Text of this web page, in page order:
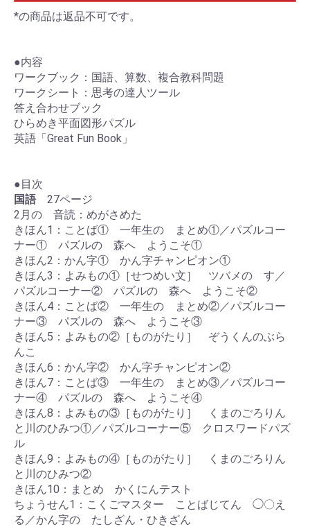
*の商品は返品不可です。
●内容
ワークブック：国語、算数、複合教科問題
ワークシート：思考の達人ツール
答え合わせブック
ひらめき平面図形パズル
英語「Great Fun Book」
●目次
国語27ページ
2月の 音読：めがさめた
きほん1：ことば① 一年生の まとめ①／パズルコー
ナー① パズルの 森へ ようこそ①
きほん2：かん字① かん字チャンピオン①
きほん3：よみもの①［せつめい文］ ツバメの す／
パズルコーナー② パズルの 森へ ようこそ②
きほん4：ことば② 一年生の まとめ②／パズルコー
ナー③ パズルの 森へ ようこそ③
きほん5：よみもの②［ものがたり］ ぞうくんのぶら
んこ
きほん6：かん字② かん字チャンピオン②
きほん7：ことば③ 一年生の まとめ③／パズルコー
ナー④ パズルの 森へ ようこそ④
きほん8：よみもの③［ものがたり］ くまのごろりん
と川のひみつ①／パズルコーナー⑤ クロスワードパズ
ル
きほん9：よみもの④［ものがたり］ くまのごろりん
と川のひみつ②
きほん10：まとめ かくにんテスト
ちょうせん1：こくごマスター ことばじてん ◯〇え
る／かん字の たしざん・ひきざん